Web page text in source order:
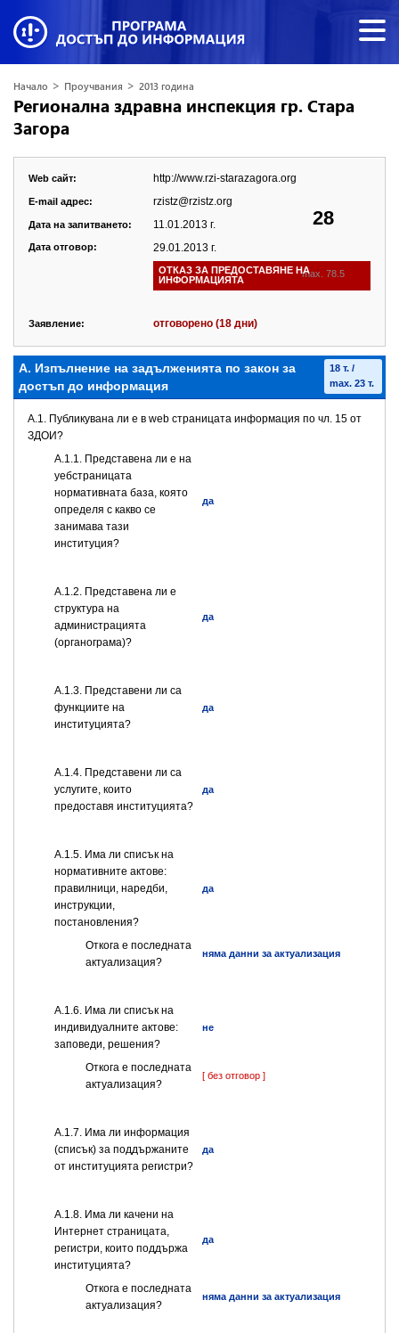
Начало > Проучвания > 2013 година
Регионална здравна инспекция гр. Стара
Загора
28
max. 78.5
Web сайт: http://www.rzi-starazagora.org
E-mail адрес: rzistz@rzistz.org
Дата на запитването: 11.01.2013 г.
Дата отговор: 29.01.2013 г.
ОТКАЗ ЗА ПРЕДОСТАВЯНЕ НА
ИНФОРМАЦИЯТА
Заявление: отговорено (18 дни)
А. Изпълнение на задълженията по закон за
достъп до информация
18 т. /
max. 23 т.
A.1. Публикувана ли е в web страницата информация по чл. 15 от
ЗДОИ?
A.1.1. Представена ли е на
уебстраницата
нормативната база, която
определя с какво се
занимава тази
институция?
да
A.1.2. Представена ли е
структура на
администрацията
(органограма)?
да
А.1.3. Представени ли са
функциите на
институцията?
да
А.1.4. Представени ли са
услугите, които
предоставя институцията?
да
А.1.5. Има ли списък на
нормативните актове:
правилници, наредби,
инструкции,
постановления?
да
Откога е последната
актуализация?
няма данни за актуализация
А.1.6. Има ли списък на
индивидуалните актове:
заповеди, решения?
не
Откога е последната
актуализация?
[ без отговор ]
А.1.7. Има ли информация
(списък) за поддържаните
от институцията регистри?
да
А.1.8. Има ли качени на
Интернет страницата,
регистри, които поддържа
институцията?
да
Откога е последната
актуализация?
няма данни за актуализация